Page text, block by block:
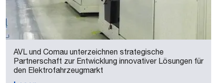
AVL und Comau unterzeichnen strategische
Partnerschaft zur Entwicklung innovativer Lösungen für
den Elektrofahrzeugmarkt